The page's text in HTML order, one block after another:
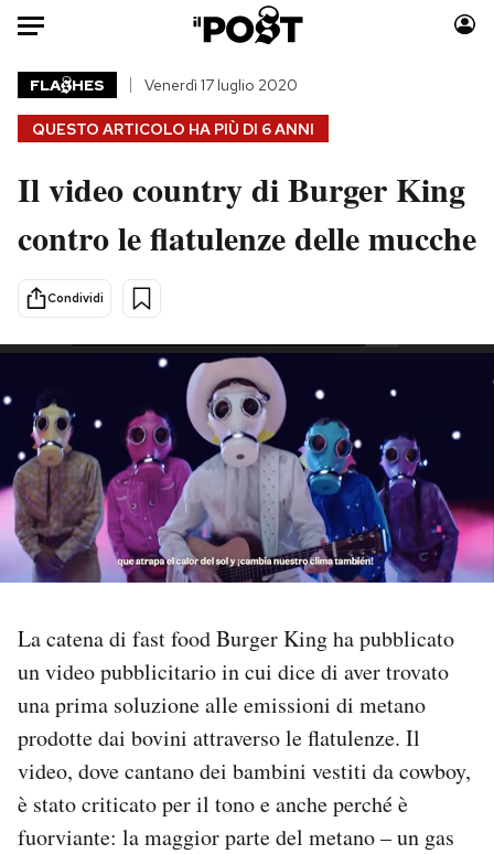
Auto
HOME
Italia
Politica
Tecnologia
Internet
Scienza
Sport
Moda
Consumismi
Media
Europa
Altrecose
Mondiali calcio 2026
PODCAST
I MIEI PREFERITI
CALENDARIO
QUESTO ARTICOLO HA PIÙ DI 6 ANNI
FLA HES Venerdì 17 luglio 2020
Il video country di Burger King
contro le flatulenze delle mucche
Condividi
La catena di fast food Burger King ha pubblicato
un video pubblicitario in cui dice di aver trovato
una prima soluzione alle emissioni di metano
prodotte dai bovini attraverso le flatulenze. Il
video, dove cantano dei bambini vestiti da cowboy,
è stato criticato per il tono e anche perché è
fuorviante: la maggior parte del metano – un gas